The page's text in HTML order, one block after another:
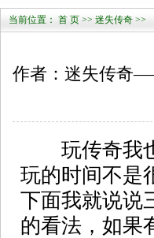
当前位置： 首 页 >> 迷失传奇 >>
作者：迷失传奇
玩传奇我也
玩的时间不是
下面我就说说
的看法，如果